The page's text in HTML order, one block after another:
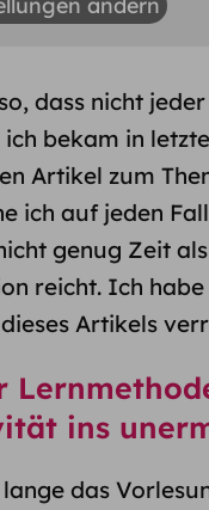
dass nicht
ich bekam in
Artikel zum
ich auf jeden
genug Zeit
reicht. Ich
Artikels
ins
das